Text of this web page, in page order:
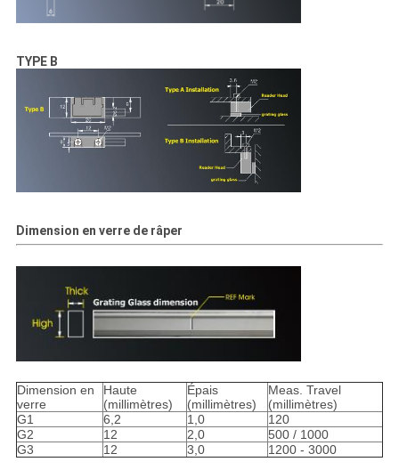
TYPE B
Dimension en verre de râper
Dimension en
verre
Haute
(millimètres)
Épais
(millimètres)
Meas. Travel
(millimètres)
G1
6,2 1,0
120
G2
12 2,0
500 / 1000
G3
12 3,0 1200 - 3000